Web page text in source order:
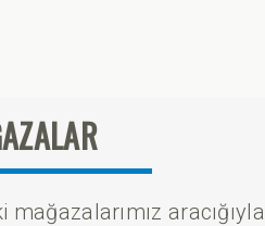
aracığıyla